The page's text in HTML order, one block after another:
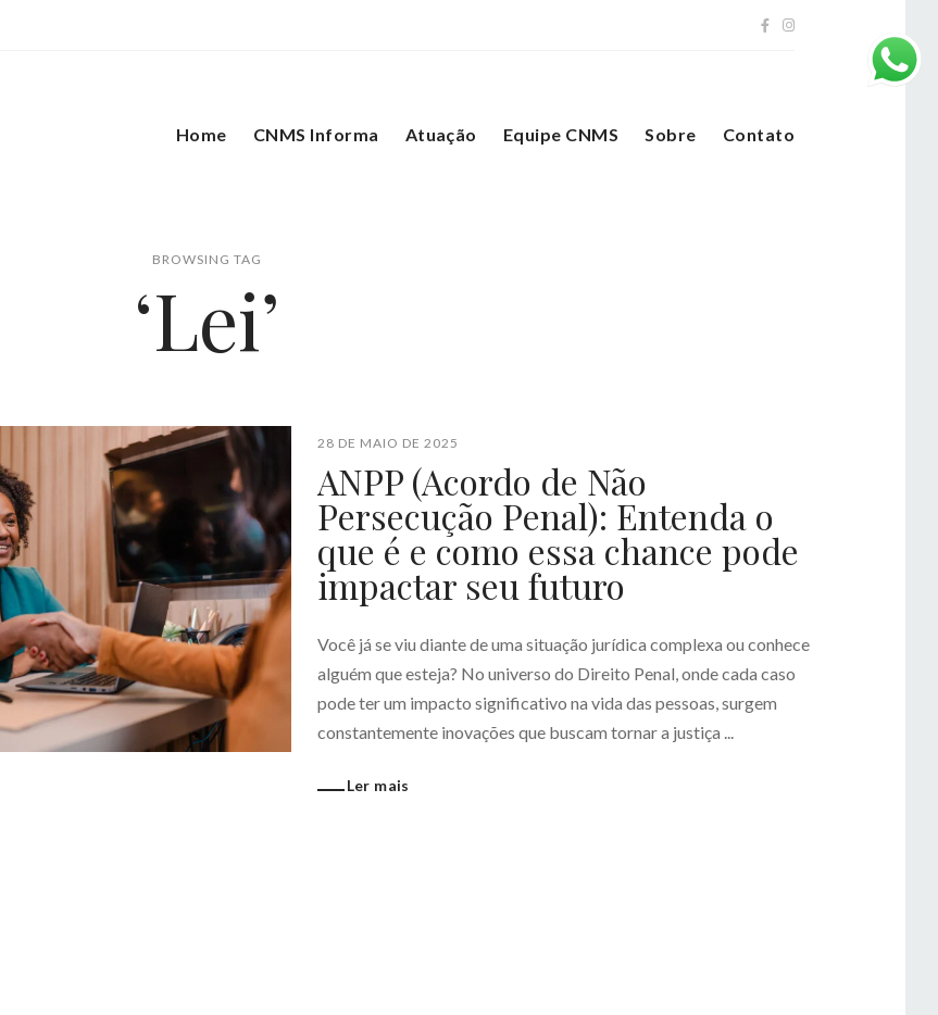
Home CNMS Informa Atuação Equipe CNMS Sobre Contato
BROWSING TAG
‘Lei’
28 DE MAIO DE 2025
ANPP (Acordo de Não
Persecução Penal): Entenda o
que é e como essa chance pode
impactar seu futuro
Você já se viu diante de uma situação jurídica complexa ou conhece
alguém que esteja? No universo do Direito Penal, onde cada caso
pode ter um impacto significativo na vida das pessoas, surgem
constantemente inovações que buscam tornar a justiça ...
Ler mais